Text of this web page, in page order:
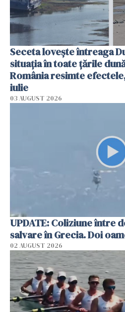
Seceta lovește întreaga
situația în toate țările
România resimte
iulie
03 AUGUST 2026
UPDATE: Coliziune între
salvare în Grecia. Doi
02 AUGUST 2026